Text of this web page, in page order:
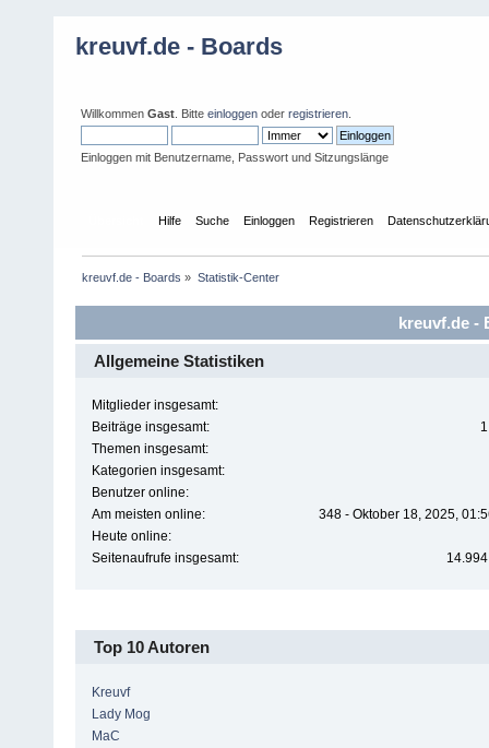
kreuvf.de - Boards
Willkommen Gast . Bitte einloggen oder registrieren
Einloggen mit Benutzername, Passwort und Sitzungslänge
Hilfe Suche Einloggen Registrieren
kreuvf.de - Boards » Statistik-Center
kreuvf.de -
Allgemeine Statistiken
Mitglieder insgesamt:
Beiträge insgesamt:
Themen insgesamt:
Kategorien insgesamt:
Benutzer online:
Am meisten online:
348 - Oktober 18, 2025,
Heute online:
Seitenaufrufe insgesamt:
Top 10 Autoren
Kreuvf
Lady Mog
MaC